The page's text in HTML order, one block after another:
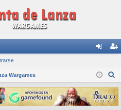
nti
fic
ar
ist
ra
rs
Wargames
s
c